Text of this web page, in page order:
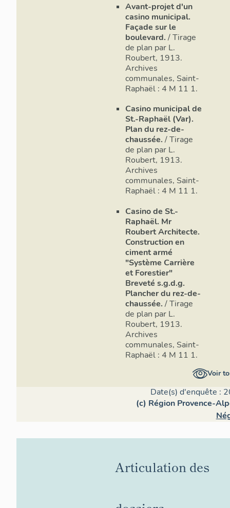
Avant-projet d'un
casino municipal.
Façade sur le
boulevard. / Tirage
de plan par L.
Roubert, 1913.
Archives
communales, Saint-
Raphaël : 4 M 11 1.
Casino municipal de
St.-Raphaël (Var).
Plan du rez-de-
chaussée. / Tirage
de plan par L.
Roubert, 1913.
Archives
communales, Saint-
Raphaël : 4 M 11 1.
Casino de St.-
Raphaël. Mr
Roubert Architecte.
Construction en
ciment armé
"Système Carrière
et Forestier"
Breveté s.g.d.g.
Plancher du rez-de-
chaussée. / Tirage
de plan par L.
Roubert, 1913.
Archives
communales, Saint-
Raphaël : 4 M 11 1.
Voir
Date(s) d'enquête :
(c) Région Provence-
Articulation des